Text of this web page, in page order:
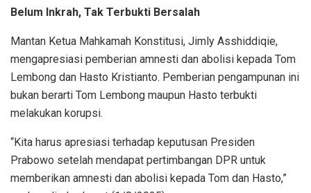
Belum Inkrah, Tak Terbukti Bersalah
Mantan Ketua Mahkamah Konstitusi, Jimly Asshiddiqie,
mengapresiasi pemberian amnesti dan abolisi kepada Tom
Lembong dan Hasto Kristianto. Pemberian pengampunan ini
bukan berarti Tom Lembong maupun Hasto terbukti
melakukan korupsi.
“Kita harus apresiasi terhadap keputusan Presiden
Prabowo setelah mendapat pertimbangan DPR untuk
memberikan amnesti dan abolisi kepada Tom dan Hasto,”